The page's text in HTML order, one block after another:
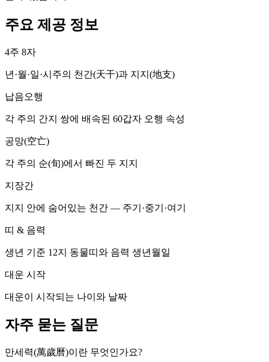
주요 제공 정보
4주 8자
년·월·일·시주의 천간(天干)과 지지(地支)
납음오행
각 주의 간지 쌍에 배속된 60갑자 오행 속성
공망(空亡)
각 주의 순(旬)에서 빠진 두 지지
지장간
지지 안에 숨어있는 천간 — 주기·중기·여기
띠 & 음력
생년 기준 12지 동물띠와 음력 생년월일
대운 시작
대운이 시작되는 나이와 날짜
자주 묻는 질문
만세력(萬歲曆)이란 무엇인가요?